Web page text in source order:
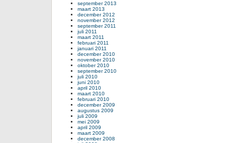
september 2013
maart 2013
december 2012
november 2012
september 2011
juli 2011
maart 2011
februari 2011
januari 2011
december 2010
november 2010
oktober 2010
september 2010
juli 2010
juni 2010
april 2010
maart 2010
februari 2010
december 2009
augustus 2009
juli 2009
mei 2009
april 2009
maart 2009
december 2008